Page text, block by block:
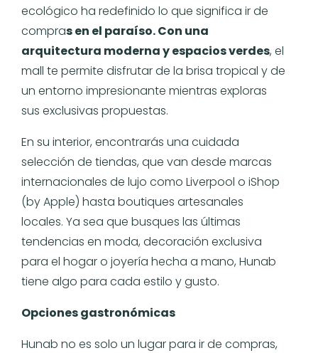
ecológico ha redefinido lo que significa ir de
compras en el paraíso. Con una
arquitectura moderna y espacios verdes, el
mall te permite disfrutar de la brisa tropical y de
un entorno impresionante mientras exploras
sus exclusivas propuestas.
En su interior, encontrarás una cuidada
selección de tiendas, que van desde marcas
internacionales de lujo como Liverpool o iShop
(by Apple) hasta boutiques artesanales
locales. Ya sea que busques las últimas
tendencias en moda, decoración exclusiva
para el hogar o joyería hecha a mano, Hunab
tiene algo para cada estilo y gusto.
Opciones gastronómicas
Hunab no es solo un lugar para ir de compras,